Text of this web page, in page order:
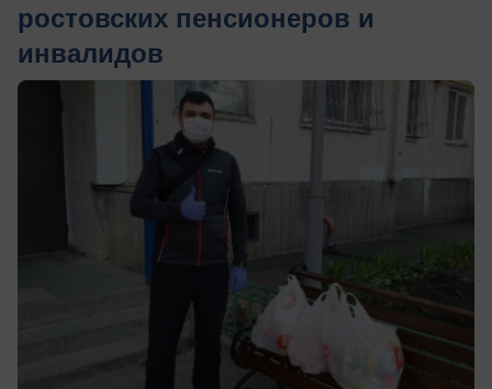
ростовских пенсионеров и
инвалидов